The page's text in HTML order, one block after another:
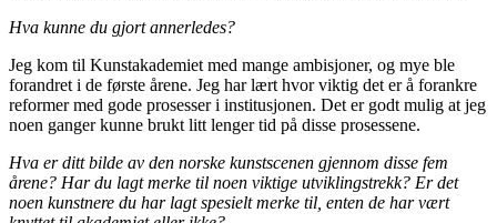
Hva kunne du gjort annerledes?
Jeg kom til Kunstakademiet med mange ambisjoner, og mye ble
forandret i de første årene. Jeg har lært hvor viktig det er å forankre
reformer med gode prosesser i institusjonen. Det er godt mulig at jeg
noen ganger kunne brukt litt lenger tid på disse prosessene.
Hva er ditt bilde av den norske kunstscenen gjennom disse fem
årene? Har du lagt merke til noen viktige utviklingstrekk? Er det
noen kunstnere du har lagt spesielt merke til, enten de har vært